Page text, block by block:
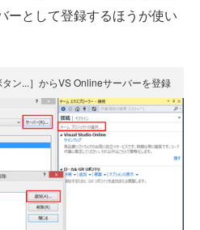
ーとして登録するほうが使い
タン...］からVS Onlineサーバーを登録